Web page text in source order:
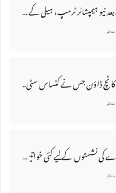
نیو ہیمپشائر ٹرمپ، ہیلی کے لیے کیا
نشستوں کے لیے کئی خواتین رہنما